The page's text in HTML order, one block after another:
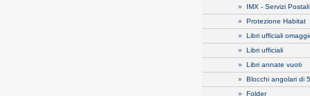
» IMX - Servizi Postali
» Protezione Habitat
» Libri ufficiali
» Libri ufficiali
» Libri annate vuoti
» Blocchi angolari di 5
» Folder